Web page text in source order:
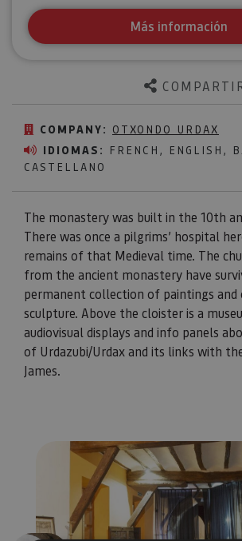
COMPANY: OTXONDO URDAX
IDIOMAS:
FRENCH, ENGLISH,
CASTELLANO
The monastery was built in the 10th
There was once a pilgrims’ hospital
remains of that Medieval time. The
from the ancient monastery have
permanent collection of paintings
sculpture. Above the cloister is a
audiovisual displays and info panels
of Urdazubi/Urdax and its links with
James.
Más información